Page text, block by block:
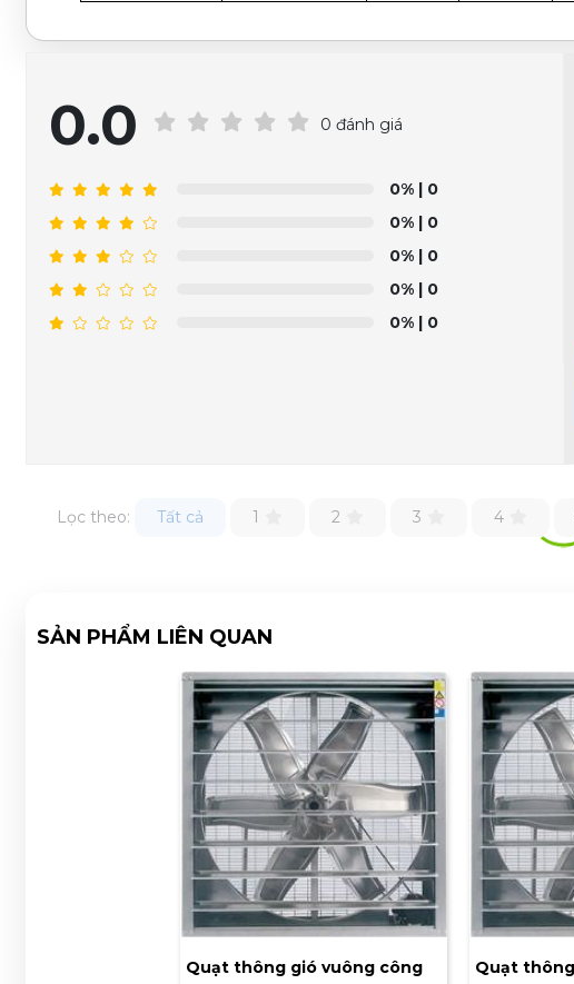
0.0 0 đánh giá
0%| 0
0%| 0
0%| 0
0%| 0
0%| 0
Lọc theo: Tất cả 1 2 3 4
SẢN PHẨM LIÊN QUAN
Quạt thông gió vuông công
Quạt